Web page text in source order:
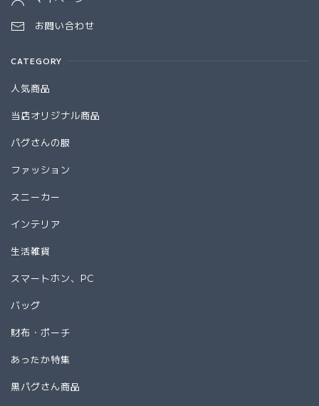
お問い合わせ
CATEGORY
人気商品
当店オリジナル商品
パグさんの服
ファッション
スニーカー
インテリア
生活雑貨
スマートホン、PC
バッグ
財布・ポーチ
あったか特集
黒パグさん商品